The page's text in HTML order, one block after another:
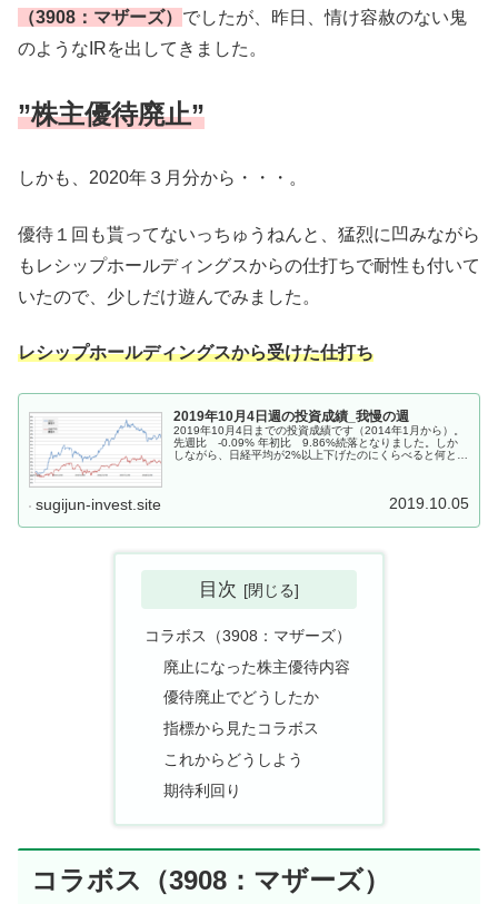
（3908：マザーズ） でしたが、昨日、情け容赦のない鬼
のようなIRを出してきました。
”株主優待廃止”
しかも、2020年３月分から・・・。
優待１回も貰ってないっちゅうねんと、猛烈に凹みながら
もレシップホールディングスからの仕打ちで耐性も付いて
いたので、少しだけ遊んでみました。
レシップホールディングスから受けた仕打ち
2019年10月4日週の投資成績_我慢の週
2019年10月4日までの投資成績です（2014年1月から）。
先週比 -0.09% 年初比 9.86%続落となりました。しか
しながら、日経平均が2%以上下げたのにくらべると何とか
sugijun-invest.site 2019.10.05
目次
コラボス（3908：マザーズ）
廃止になった株主優待内容
優待廃止でどうしたか
指標から見たコラボス
これからどうしよう
期待利回り
コラボス（3908：マザーズ）